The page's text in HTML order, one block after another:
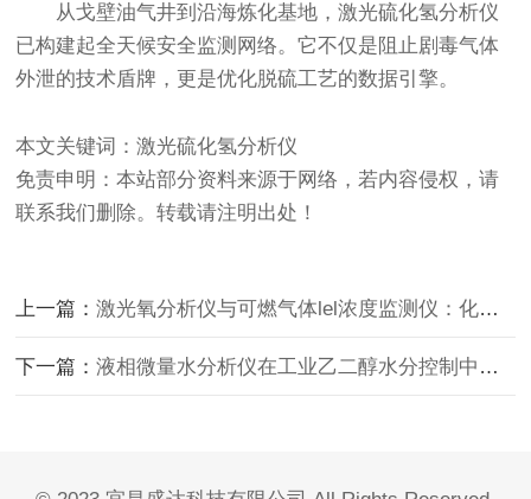
从戈壁油气井到沿海炼化基地，激光硫化氢分析仪
已构建起全天候安全监测网络。它不仅是阻止剧毒气体
外泄的技术盾牌，更是优化脱硫工艺的数据引擎。
本文关键词：激光硫化氢分析仪
免责申明：本站部分资料来源于网络，若内容侵权，请
联系我们删除。转载请注明出处！
上一篇：激光氧分析仪与可燃气体lel浓度监测仪：化工尾气总管的双保险
下一篇：液相微量水分析仪在工业乙二醇水分控制中的关键作用